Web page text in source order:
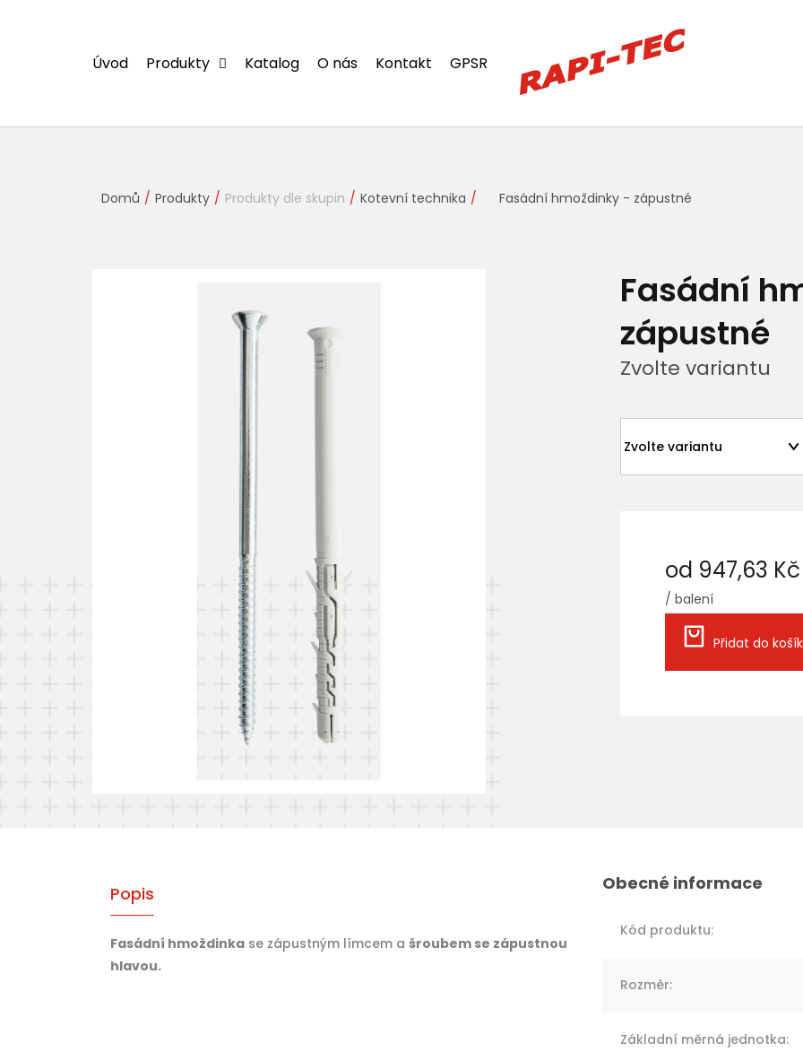
Úvod Produkty Katalog O nás Kontakt GPSR
Domů Produkty Produkty dle skupin Kotevní technika Fasádní hmoždinky - zápustné
Fasádní
zápustné
Zvolte variantu
od 947,63 Kč
/ balení
Měrná
cena:
Přidat do
Popis
Fasádní hmoždinka se zápustným límcem a šroubem se zápustnou
hlavou.
Kód produktu:
Rozměr:
Základní měrná jednotka: